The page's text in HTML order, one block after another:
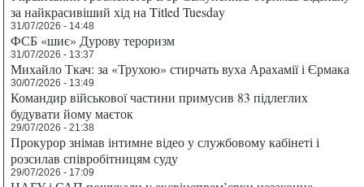
за найкрасивіший хід на Titled Tuesday
31/07/2026 - 14:48
ФСБ «шиє» Дурову тероризм
31/07/2026 - 13:37
Михайло Ткач: за «Трухою» стирчать вуха Арахамії і Єрмака
30/07/2026 - 13:49
Командир військової частини примусив 83 підлеглих
будувати йому маєток
29/07/2026 - 21:38
Прокурор знімав інтимне відео у службовому кабінеті і
розсилав співробітницям суду
29/07/2026 - 17:09